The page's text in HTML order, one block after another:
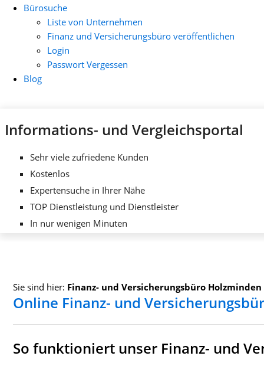
Bürosuche
Liste von Unternehmen
Finanz und Versicherungsbüro veröffentlichen
Login
Passwort Vergessen
Blog
Informations- und Vergleichsportal
Sehr viele zufriedene Kunden
Kostenlos
Expertensuche in Ihrer Nähe
TOP Dienstleistung und Dienstleister
In nur wenigen Minuten
Sie sind hier: Finanz- und Versicherungsbüro Holzminden
Online Finanz- und
So funktioniert unser Finanz- und